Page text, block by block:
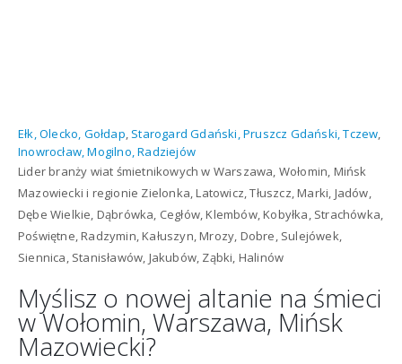
Ełk, Olecko, Gołdap, Starogard Gdański, Pruszcz Gdański, Tczew,
Inowrocław, Mogilno, Radziejów
Lider branży wiat śmietnikowych w Warszawa, Wołomin, Mińsk
Mazowiecki i regionie Zielonka, Latowicz, Tłuszcz, Marki, Jadów,
Dębe Wielkie, Dąbrówka, Cegłów, Klembów, Kobyłka, Strachówka,
Poświętne, Radzymin, Kałuszyn, Mrozy, Dobre, Sulejówek,
Siennica, Stanisławów, Jakubów, Ząbki, Halinów
Myślisz o nowej altanie na śmieci
w Wołomin, Warszawa, Mińsk
Mazowiecki?